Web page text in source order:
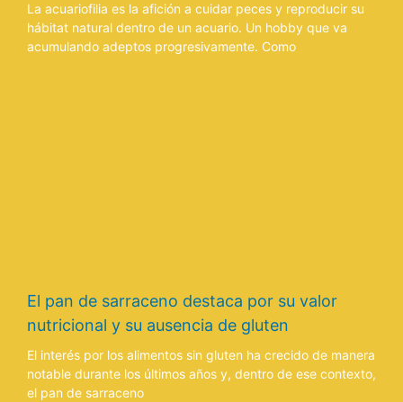
La acuariofilia es la afición a cuidar peces y reproducir su
hábitat natural dentro de un acuario. Un hobby que va
acumulando adeptos progresivamente. Como
El pan de sarraceno destaca por su valor
nutricional y su ausencia de gluten
El interés por los alimentos sin gluten ha crecido de manera
notable durante los últimos años y, dentro de ese contexto,
el pan de sarraceno